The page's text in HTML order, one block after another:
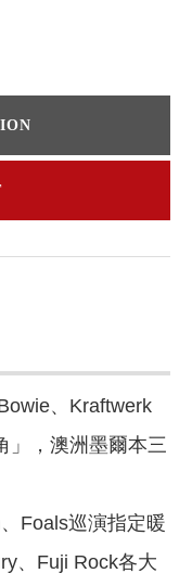
、Kraftwerk
」，澳洲墨爾本三
Foals巡演指定暖
、Fuji Rock各大